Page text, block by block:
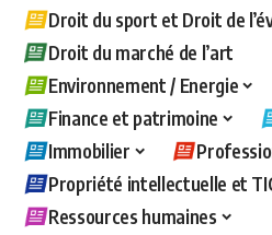
Droit du sport et Droit de
Droit du marché de l’art
Environnement / Energie
Finance et patrimoine
Immobilier
Propriété intellectuelle et
Ressources humaines